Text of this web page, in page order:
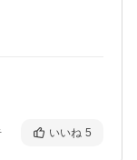
いいね 5